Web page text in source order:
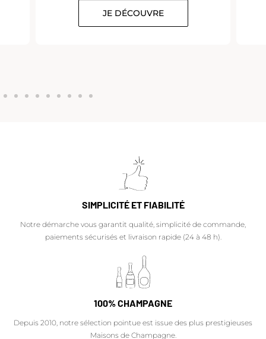
JE DÉCOUVRE
SIMPLICITÉ ET FIABILITÉ
Notre démarche vous garantit qualité, simplicité de commande,
paiements sécurisés et livraison rapide (24 à 48 h).
100% CHAMPAGNE
Depuis 2010, notre sélection pointue est issue des plus prestigieuses
Maisons de Champagne.